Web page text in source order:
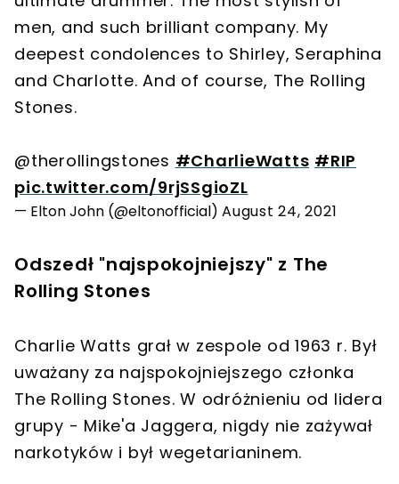
men, and such brilliant company. My
deepest condolences to Shirley, Seraphina
and Charlotte. And of course, The Rolling
Stones.
@therollingstones #CharlieWatts #RIP
pic.twitter.com/9rjSSgioZL
— Elton John (@eltonofficial) August 24, 2021
Odszedł "najspokojniejszy" z The
Rolling Stones
Charlie Watts grał w zespole od 1963 r. Był
uważany za najspokojniejszego członka
The Rolling Stones. W odróżnieniu od lidera
grupy - Mike'a Jaggera, nigdy nie zażywał
narkotyków i był wegetarianinem.